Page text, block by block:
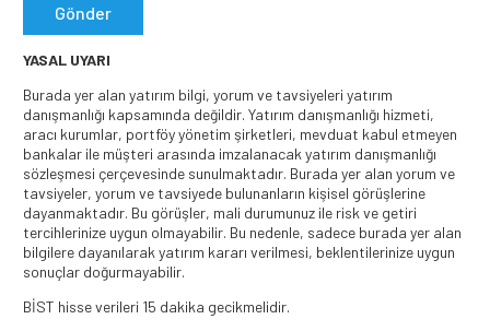
Gönder
YASAL UYARI
Burada yer alan yatırım bilgi, yorum ve tavsiyeleri yatırım
danışmanlığı kapsamında değildir. Yatırım danışmanlığı hizmeti,
aracı kurumlar, portföy yönetim şirketleri, mevduat kabul etmeyen
bankalar ile müşteri arasında imzalanacak yatırım danışmanlığı
sözleşmesi çerçevesinde sunulmaktadır. Burada yer alan yorum ve
tavsiyeler, yorum ve tavsiyede bulunanların kişisel görüşlerine
dayanmaktadır. Bu görüşler, mali durumunuz ile risk ve getiri
tercihlerinize uygun olmayabilir. Bu nedenle, sadece burada yer alan
bilgilere dayanılarak yatırım kararı verilmesi, beklentilerinize uygun
sonuçlar doğurmayabilir.
BİST hisse verileri 15 dakika gecikmelidir.